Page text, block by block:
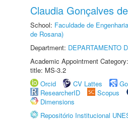
Claudia Gonçalves
School: Faculdade de
de Rosana)
Department: DEPARTAMENTO
Academic Appointment
title: MS-3.2
Orcid
CV Lattes
ResearcherID
Scopus
Dimensions
Repositório Institucional